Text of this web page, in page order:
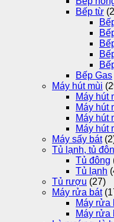
Bếp từ
Bếp Gas
Máy hút mùi
Máy hút
Máy hút
Máy hút
Máy hút
Máy sấy bát
Tủ lạnh, tủ
Tủ đông
Tủ lạnh
Tủ rượu (27)
Máy rửa bát
Máy rửa
Máy rửa